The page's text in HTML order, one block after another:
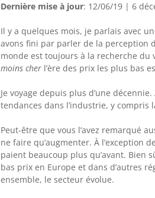
Dernière mise à jour: 12/06/19 | 6
Il y a quelques mois, je parlais avec
avons fini par parler de la perception
monde est toujours à la recherche du
moins cher l’ère des prix les plus bas
Je voyage depuis plus d’une
tendances dans l’industrie, y compris
Peut-être que vous l’avez remarqué
ne faire qu’augmenter. À l’exception
paient beaucoup plus qu’avant. Bien
bas prix en Europe et dans d’autres
ensemble, le secteur évolue.